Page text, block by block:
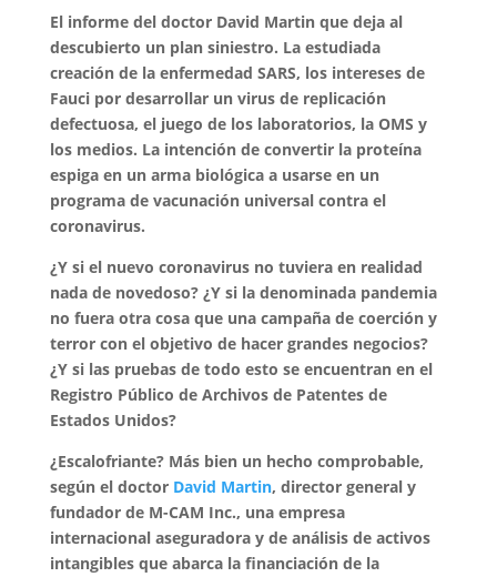
El informe del doctor David Martin que deja al
descubierto un plan siniestro. La estudiada
creación de la enfermedad SARS, los intereses de
Fauci por desarrollar un virus de replicación
defectuosa, el juego de los laboratorios, la OMS y
los medios. La intención de convertir la proteína
espiga en un arma biológica a usarse en un
programa de vacunación universal contra el
coronavirus.
¿Y si el nuevo coronavirus no tuviera en realidad
nada de novedoso? ¿Y si la denominada pandemia
no fuera otra cosa que una campaña de coerción y
terror con el objetivo de hacer grandes negocios?
¿Y si las pruebas de todo esto se encuentran en el
Registro Público de Archivos de Patentes de
Estados Unidos?
¿Escalofriante? Más bien un hecho comprobable,
según el doctor David Martin, director general y
fundador de M-CAM Inc., una empresa
internacional aseguradora y de análisis de activos
intangibles que abarca la financiación de la